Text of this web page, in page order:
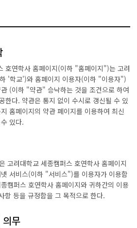
호연학사 홈페이지(이하 "홈페이지")는 고려
'학교')와 홈페이지 이용자(이하 "이용자")
(이하 "약관" 승낙하는 것을 조건으로 하여
한다. 약관은 통지 없이 수시로 갱신될 수 있
홈페이지의 약관 페이지를 이용하여 최신
있다.
고려대학교 세종캠퍼스 호연학사 홈페이지
서비스(이하 "서비스")를 이용자가 이용함
캠퍼스 호연학사 홈페이지와 귀하간의 이용
항 등을 규정함을 그 목적으로 한다.
무